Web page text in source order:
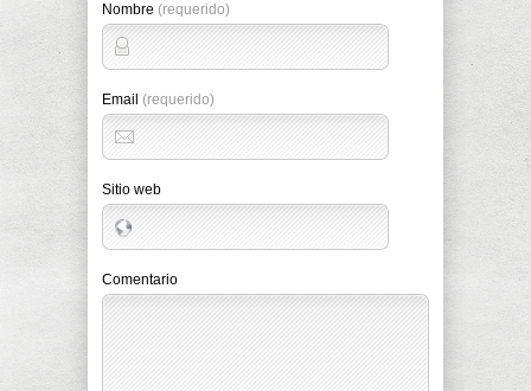
Nombre (requerido)
Email (requerido)
Sitio web
Comentario